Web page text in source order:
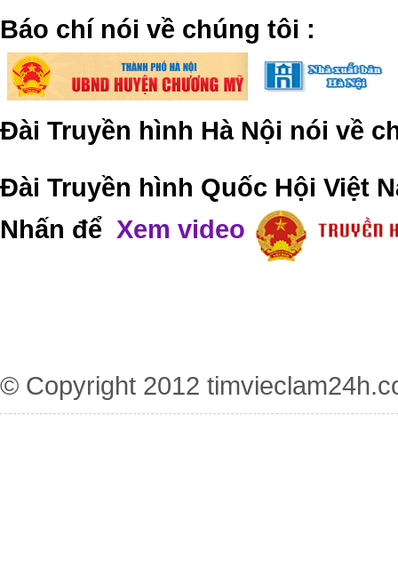
​Báo chí nói về chúng tôi :
Đài Truyền hình Hà Nội nói về
Đài Truyền hình Quốc Hội Việt
Nhấn để Xem video
© Copyright 2012